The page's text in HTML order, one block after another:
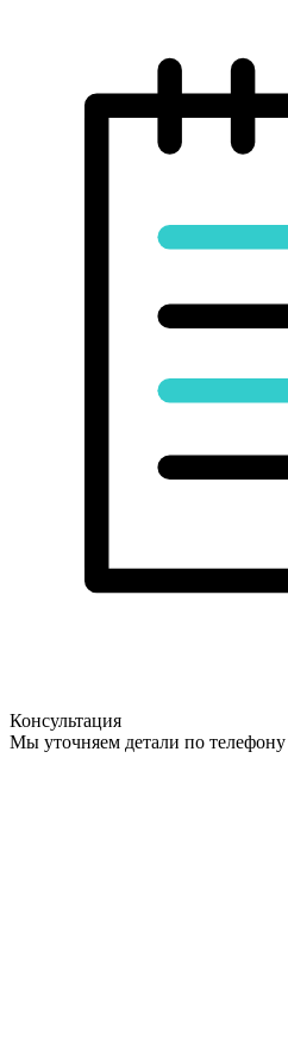
Консультация
Мы уточняем детали по